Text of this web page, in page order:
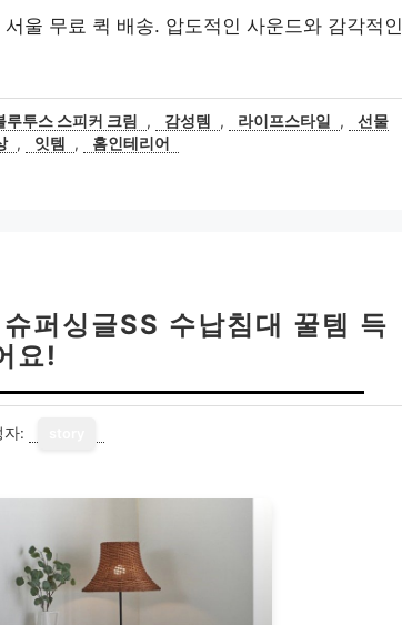
울 무료 퀵 배송. 압도적인 사운드와 감각적인
투스 스피커 크림 , 감성템 , 라이프스타일 ,
선물
, 잇템 , 홈인테리어
퍼싱글SS 수납침대 꿀템 득
요!
자: